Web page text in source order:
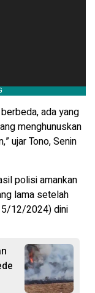
ada yang
menghunuskan
ujar Tono, Senin
polisi amankan
lama setelah
12/2024) dini